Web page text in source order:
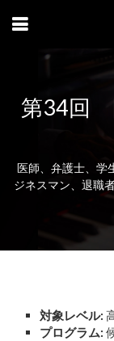
第34回
医師、弁護士、学
ジネスマン、退職
対象レベル:
プログラム: